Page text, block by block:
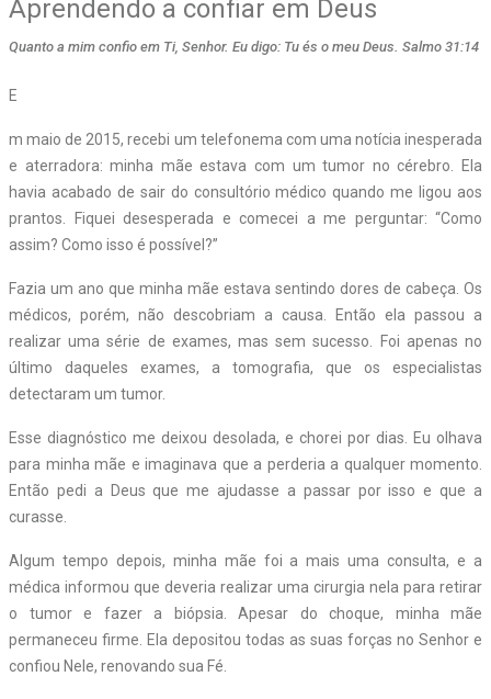
Aprendendo a confiar em Deus
Quanto a mim confio em Ti, Senhor. Eu digo: Tu és o meu Deus. Salmo 31:14
E
m maio de 2015, recebi um telefonema com uma notícia inesperada
e aterradora: minha mãe estava com um tumor no cérebro. Ela
havia acabado de sair do consultório médico quando me ligou aos
prantos. Fiquei desesperada e comecei a me perguntar: “Como
assim? Como isso é possível?”
Fazia um ano que minha mãe estava sentindo dores de cabeça. Os
médicos, porém, não descobriam a causa. Então ela passou a
realizar uma série de exames, mas sem sucesso. Foi apenas no
último daqueles exames, a tomografia, que os especialistas
detectaram um tumor.
Esse diagnóstico me deixou desolada, e chorei por dias. Eu olhava
para minha mãe e imaginava que a perderia a qualquer momento.
Então pedi a Deus que me ajudasse a passar por isso e que a
curasse.
Algum tempo depois, minha mãe foi a mais uma consulta, e a
médica informou que deveria realizar uma cirurgia nela para retirar
o tumor e fazer a biópsia. Apesar do choque, minha mãe
permaneceu firme. Ela depositou todas as suas forças no Senhor e
confiou Nele, renovando sua Fé.